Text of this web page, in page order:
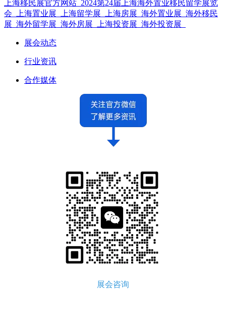
上海移民展官方网站_2024第24届上海海外置业移民留学展览
会_上海置业展_上海留学展_上海房展_海外置业展_海外移民
展_海外留学展_海外房展_上海投资展_海外投资展_
展会动态
行业资讯
合作媒体
展会咨询